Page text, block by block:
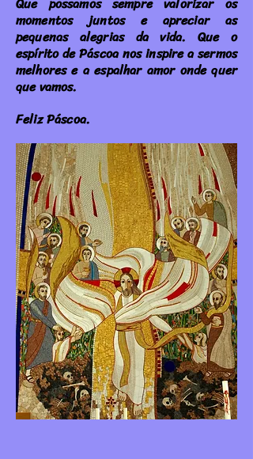
momentos juntos e apreciar as
pequenas alegrias da vida. Que o
espírito de Páscoa nos inspire a sermos
melhores e a espalhar amor onde quer
que vamos.
Feliz Páscoa.